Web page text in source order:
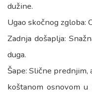
dužine.
Ugao skočnog zgloba:
Zadnja došaplja:
duga.
Šape: Slične
koštanom osnovom